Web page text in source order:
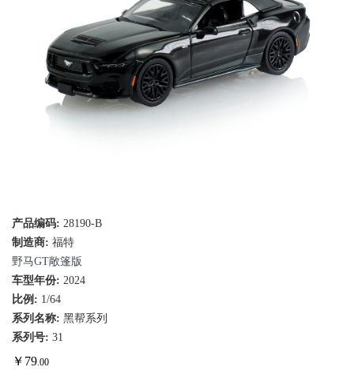
产品编码: 28190-B
制造商: 福特
野马GT敞篷版
车型年份: 2024
比例: 1/64
系列名称: 黑帮系列
系列号: 31
￥ 79 .00